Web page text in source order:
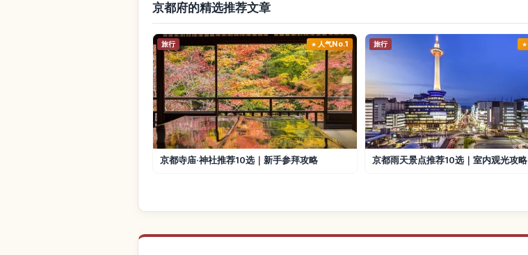
京都府的精选推荐文章
旅行 人气No.1
京都寺庙·神社推荐10选｜新手参拜攻略
旅行
京都雨天景点推荐10选｜室内观光攻略